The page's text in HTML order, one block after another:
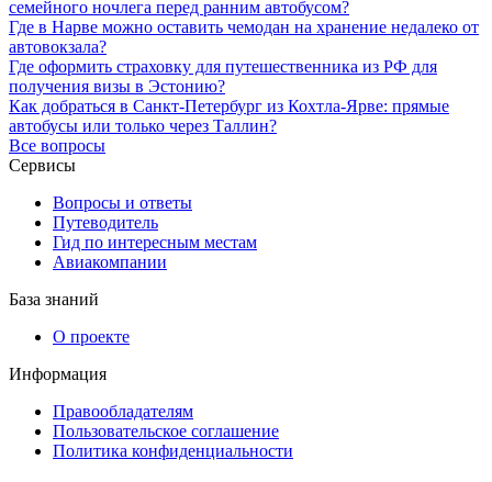
семейного ночлега перед ранним автобусом?
Где в Нарве можно оставить чемодан на хранение недалеко от
автовокзала?
Где оформить страховку для путешественника из РФ для
получения визы в Эстонию?
Как добраться в Санкт-Петербург из Кохтла-Ярве: прямые
автобусы или только через Таллин?
Все вопросы
Сервисы
Вопросы и ответы
Путеводитель
Гид по интересным местам
Авиакомпании
База знаний
О проекте
Информация
Правообладателям
Пользовательское соглашение
Политика конфиденциальности